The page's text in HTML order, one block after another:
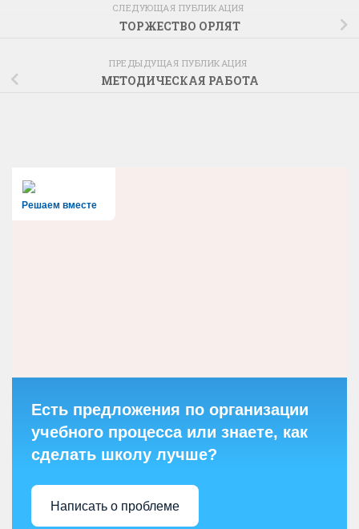
СЛЕДУЮЩАЯ ПУБЛИКАЦИЯ
ТОРЖЕСТВО ОРЛЯТ
ПРЕДЫДУЩАЯ ПУБЛИКАЦИЯ
МЕТОДИЧЕСКАЯ РАБОТА
Решаем вместе
Есть предложения по организации
учебного процесса или знаете, как
сделать школу лучше?
Написать о проблеме